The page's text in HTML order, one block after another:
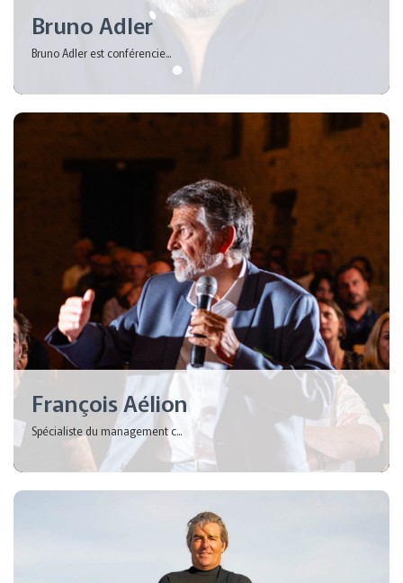
Bruno Adler
Bruno Adler est conférencie...
François Aélion
Spécialiste du management c...